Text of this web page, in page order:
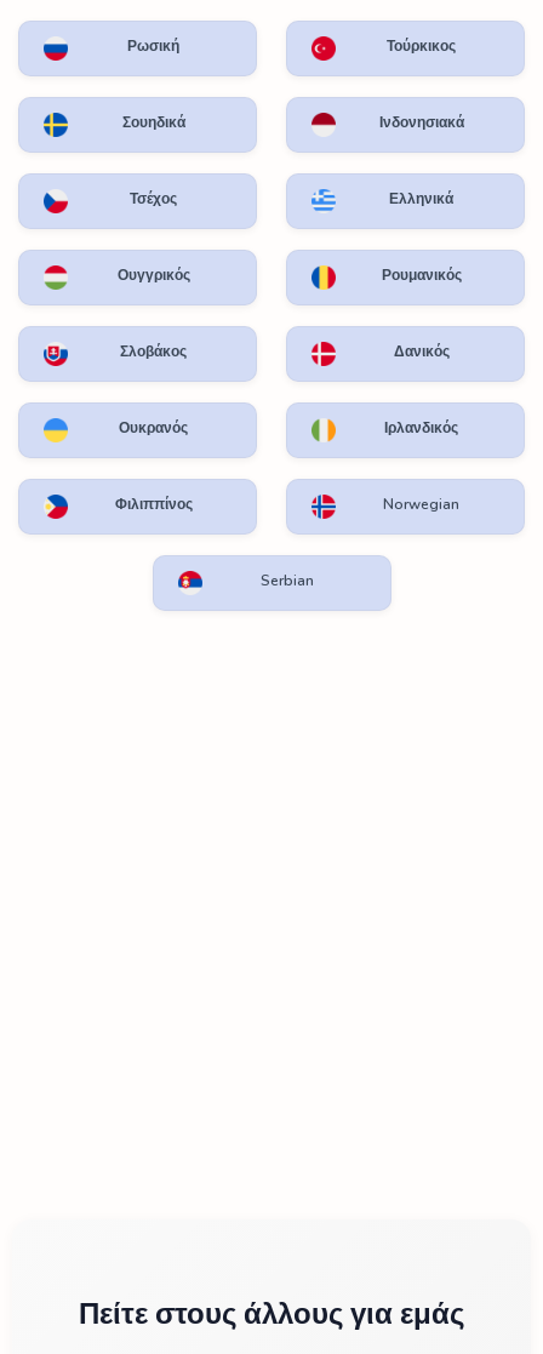
Ρωσική Τούρκικος
Σουηδικά Ινδονησιακά
Τσέχος Ελληνικά
Ουγγρικός Ρουμανικός
Σλοβάκος Δανικός
Ουκρανός Ιρλανδικός
Φιλιππίνος Norwegian
Serbian
Πείτε στους άλλους για εμάς